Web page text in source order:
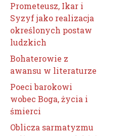
Prometeusz, Ikar i
Syzyf jako realizacja
określonych postaw
ludzkich
Bohaterowie z
awansu w literaturze
Poeci barokowi
wobec Boga, życia i
śmierci
Oblicza sarmatyzmu